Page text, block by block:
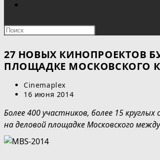
ПОИСК
ВЕБ-
САЙТУ
Нажмите
Escape,
чтобы
27 НОВЫХ КИНОПРОЕКТОВ
ПЛОЩАДКЕ МОСКОВСКОГО
Автор
записи:
Cinemaplex
Запись
16 июня 2014
Более 400 участников, более 15
на деловой площадке Московского